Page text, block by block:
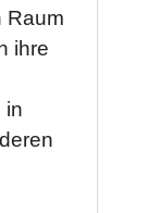
Raum
ihre
in